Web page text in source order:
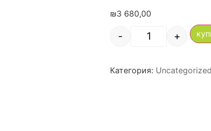
₪3 680,00
- +
Категория: Uncategorized